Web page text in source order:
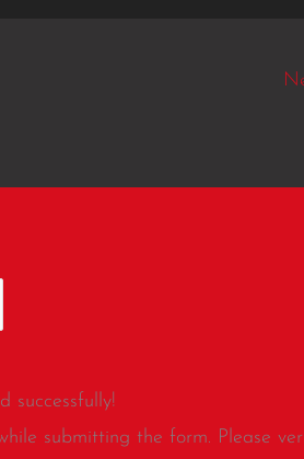
successfully!
submitting the form. Please